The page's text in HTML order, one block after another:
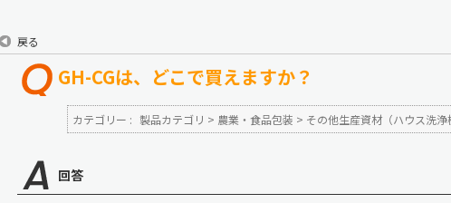
戻る
GH-CGは、どこで買えますか？
カテゴリー : 製品カテゴリ > 農業・食品包装 > その他生産資材（ハウス洗浄
回答